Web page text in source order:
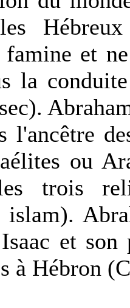
et
la
ou
trois
islam).
et son
à Hébron